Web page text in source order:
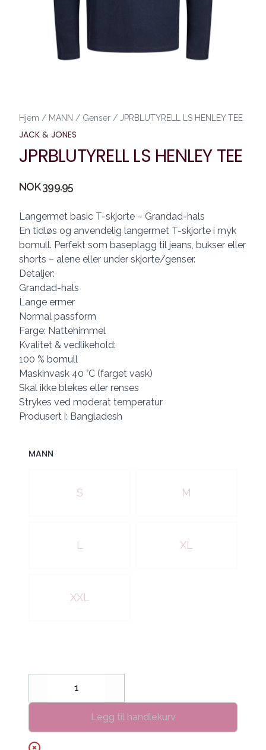
Hjem / MANN / Genser / JPRBLUTYRELL LS HENLEY TEE
JACK & JONES
JPRBLUTYRELL LS HENLEY TEE
Produktdetaljer
NOK 399.95
Description
Langermet basic T-skjorte – Grandad-hals
En tidløs og anvendelig langermet T-skjorte i myk
bomull. Perfekt som baseplagg til jeans, bukser eller
shorts – alene eller under skjorte/genser.
Detaljer:
Grandad-hals
Lange ermer
Normal passform
Farge: Nattehimmel
Kvalitet & vedlikehold:
100 % bomull
Maskinvask 40 °C (farget vask)
Skal ikke blekes eller renses
Strykes ved moderat temperatur
Produsert i: Bangladesh
MANN
S M
L XL
XXL
Decrease
Legg til handlekurv